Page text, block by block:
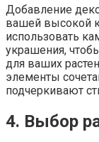
Добавление
вашей высокой
использовать
украшения,
для ваших
элементы
подчеркивают
4. Выбор